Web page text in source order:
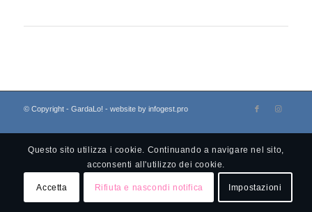
© Copyright - GardaLo! - website by infogest.pro
Questo sito utilizza i cookie. Continuando a navigare nel sito,
acconsenti all'utilizzo dei cookie.
Accetta Rifiuta e nascondi notifica Impostazioni